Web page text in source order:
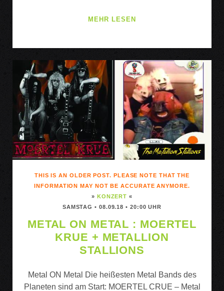
MEHR LESEN
BASTELEIEN
UND
SCHICKSCHNACK
THIS IS AN OLDER POST. PLEASE NOTE THAT THE
INFORMATION MAY NOT BE ACCURATE ANYMORE.
» KONZERT «
SAMSTAG • 08.09.18 • 20:00 UHR
METAL ON METAL : MOERTEL
KRUE + METALLION
STALLIONS
Metal ON Metal Die heißesten Metal Bands des
Planeten sind am Start: MOERTEL CRUE – Metal